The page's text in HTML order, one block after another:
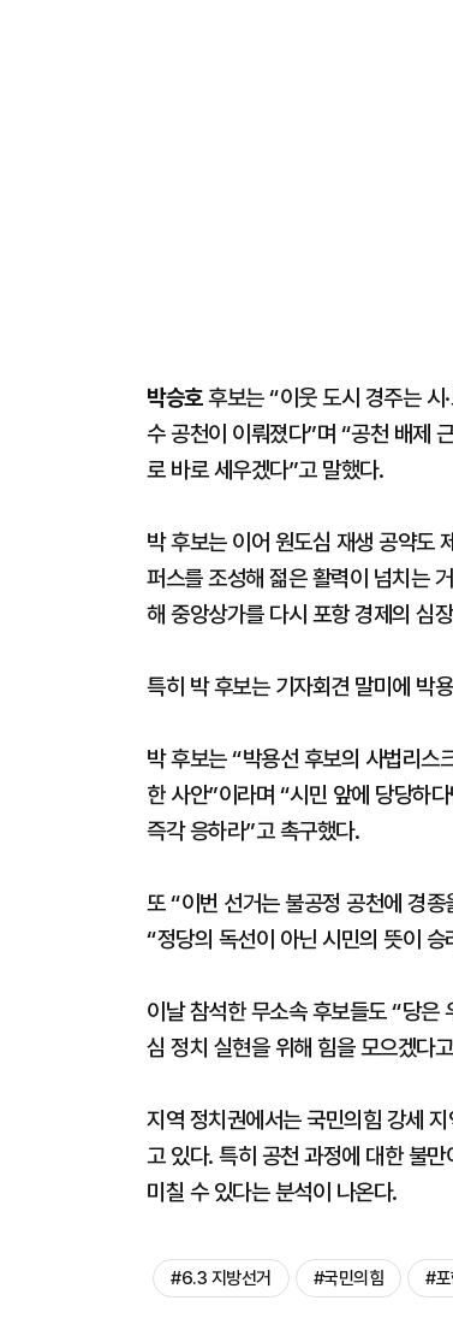
박승호후보는 “이웃 도시 경주는 시
수 공천이 이뤄졌다”며 “공천 배제
로 바로 세우겠다”고 말했다.
박 후보는 이어 원도심 재생 공약도
퍼스를 조성해 젊은 활력이 넘치는
해 중앙상가를 다시 포항 경제의 심
특히 박 후보는 기자회견 말미에 박
박 후보는 “박용선 후보의 사법리스
한 사안”이라며 “시민 앞에 당당하
즉각 응하라”고 촉구했다.
또 “이번 선거는 불공정 공천에 경
“정당의 독선이 아닌 시민의 뜻이
이날 참석한 무소속 후보들도 “당은
심 정치 실현을 위해 힘을 모으겠다
지역 정치권에서는 국민의힘 강세
고 있다. 특히 공천 과정에 대한 불
미칠 수 있다는 분석이 나온다.
#6.3 지방선거 #국민의힘 #포